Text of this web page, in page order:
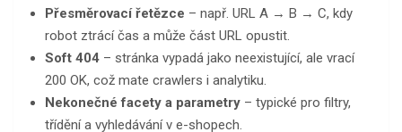
Přesměrovací řetězce – např. URL A → B → C, kdy
robot ztrácí čas a může část URL opustit.
Soft 404 – stránka vypadá jako neexistující, ale vrací
200 OK, což mate crawlers i analytiku.
Nekonečné facety a parametry – typické pro filtry,
třídění a vyhledávání v e-shopech.